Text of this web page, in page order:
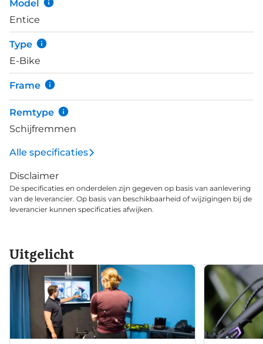
Cues groepset met 11 versnellingen met ruim
bereik voor verschillende doeleinden. Al met al een
zeer betrouwbare krachtpatser voor iedere rit.
Model
Entice
Type
E-Bike
Frame
Remtype
Schijfremmen
Alle specificaties
Disclaimer
De specificaties en onderdelen zijn gegeven op basis van aanlevering
van de leverancier. Op basis van beschikbaarheid of wijzigingen bij de
leverancier kunnen specificaties afwijken.
Uitgelicht